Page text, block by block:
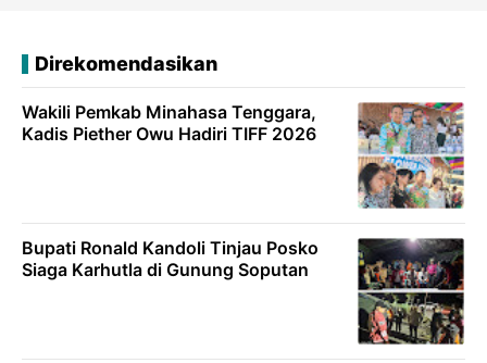
Direkomendasikan
Wakili Pemkab Minahasa Tenggara,
Kadis Piether Owu Hadiri TIFF 2026
Bupati Ronald Kandoli Tinjau Posko
Siaga Karhutla di Gunung Soputan